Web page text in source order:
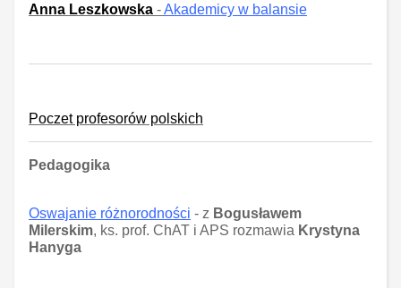
Anna Leszkowska -Akademicy w balansie
Poczet profesorów polskich
Pedagogika
Oswajanie różnorodności - z Bogusławem
Milerskim, ks. prof. ChAT i APS rozmawia Krystyna
Hanyga